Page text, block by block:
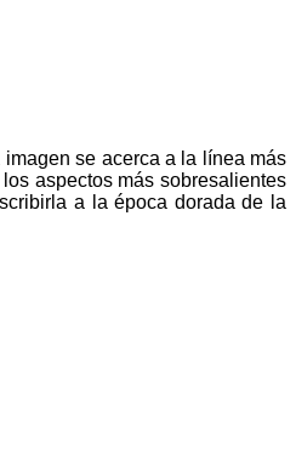
se acerca a la línea más
aspectos más sobresalientes
a la época dorada de la